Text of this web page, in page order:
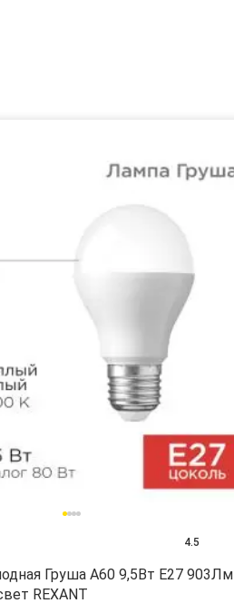
4.5
Груша A60 9,5Вт E27 903Лм
REXANT